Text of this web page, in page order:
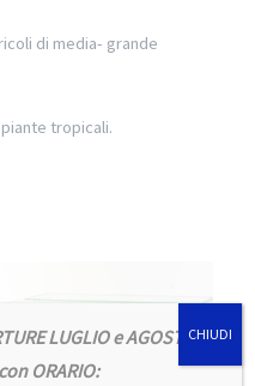
di media- grande
tropicali.
LUGLIO e AGOSTO
ORARIO:
CHIUDI